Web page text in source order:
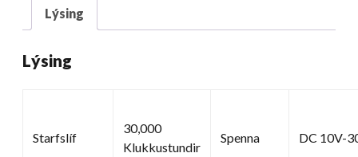
Lýsing
Lýsing
Starfslíf
30,000
Klukkustundir
Spenna DC 10V-